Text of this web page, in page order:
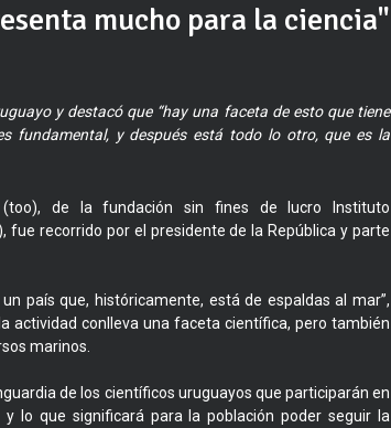
mucho para la ciencia"
y destacó que “hay una faceta de esto que tiene
fundamental, y después está todo lo otro, que es la
(too), de la fundación sin fines de lucro Instituto
fue recorrido por el presidente de la República y parte
país que, históricamente, está de espaldas al mar”,
actividad conlleva una faceta científica, pero también
marinos.
de los científicos uruguayos que participarán en
lo que significará para la población poder seguir la